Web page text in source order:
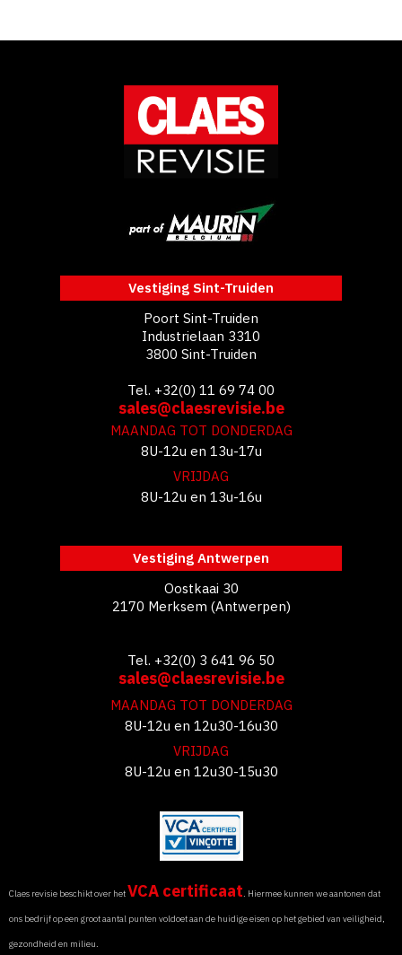
Vestiging Sint-Truiden
Poort Sint-Truiden
Industrielaan 3310
3800 Sint-Truiden
Tel. +32(0) 11 69 74 00
sales@claesrevisie.be
MAANDAG TOT DONDERDAG
8U-12u en 13u-17u
VRIJDAG
8U-12u en 13u-16u
Vestiging Antwerpen
Oostkaai 30
2170 Merksem (Antwerpen)
Tel. +32(0) 3 641 96 50
sales@claesrevisie.be
MAANDAG TOT DONDERDAG
8U-12u en 12u30-16u30
VRIJDAG
8U-12u en 12u30-15u30
Claes revisie beschikt over hetVCA certificaat. Hiermee kunnen we aantonen dat
ons bedrijf op een groot aantal punten voldoet aan de huidige eisen op het gebied van veiligheid,
gezondheid en milieu.